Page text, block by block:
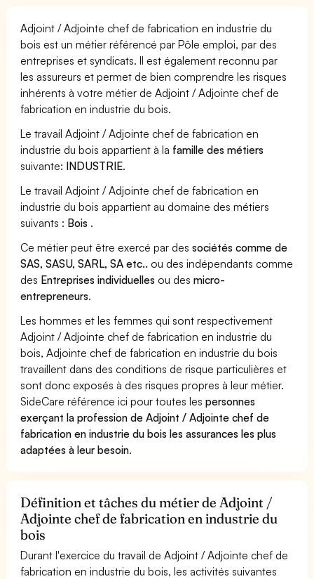
Adjoint / Adjointe chef de fabrication en industrie du
bois est un métier référencé par Pôle emploi, par des
entreprises et syndicats. Il est également reconnu par
les assureurs et permet de bien comprendre les risques
inhérents à votre métier de Adjoint / Adjointe chef de
fabrication en industrie du bois.
Le travail Adjoint / Adjointe chef de fabrication en
industrie du bois appartient à la famille des métiers
suivante: INDUSTRIE.
Le travail Adjoint / Adjointe chef de fabrication en
industrie du bois appartient au domaine des métiers
suivants : Bois .
Ce métier peut être exercé par dessociétés comme de
SAS, SASU, SARL, SA etc.. ou des indépendants comme
des Entreprises individuelles ou desmicro-
entrepreneurs.
Les hommes et les femmes qui sont respectivement
Adjoint / Adjointe chef de fabrication en industrie du
bois, Adjointe chef de fabrication en industrie du bois
travaillent dans des conditions de risque particulières et
sont donc exposés à des risques propres à leur métier.
SideCare référence ici pour toutes lespersonnes
exerçant la profession de Adjoint / Adjointe chef de
fabrication en industrie du bois les assurances les plus
adaptées à leur besoin.
Définition et tâches du métier de Adjoint /
Adjointe chef de fabrication en industrie du
bois
Durant l'exercice du travail de Adjoint / Adjointe chef de
fabrication en industrie du bois, les activités suivantes